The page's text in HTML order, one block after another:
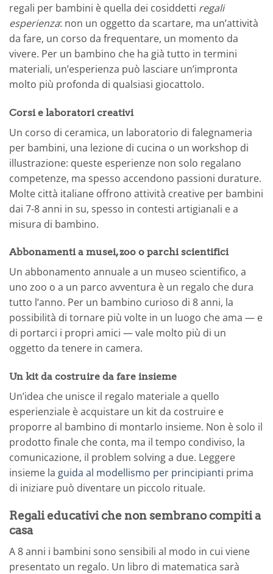
regali per bambini è quella dei cosiddetti regali
esperienza: non un oggetto da scartare, ma un’attività
da fare, un corso da frequentare, un momento da
vivere. Per un bambino che ha già tutto in termini
materiali, un’esperienza può lasciare un’impronta
molto più profonda di qualsiasi giocattolo.
Corsi e laboratori creativi
Un corso di ceramica, un laboratorio di falegnameria
per bambini, una lezione di cucina o un workshop di
illustrazione: queste esperienze non solo regalano
competenze, ma spesso accendono passioni durature.
Molte città italiane offrono attività creative per bambini
dai 7-8 anni in su, spesso in contesti artigianali e a
misura di bambino.
Abbonamenti a musei, zoo o parchi scientifici
Un abbonamento annuale a un museo scientifico, a
uno zoo o a un parco avventura è un regalo che dura
tutto l’anno. Per un bambino curioso di 8 anni, la
possibilità di tornare più volte in un luogo che ama — e
di portarci i propri amici — vale molto più di un
oggetto da tenere in camera.
Un kit da costruire da fare insieme
Un’idea che unisce il regalo materiale a quello
esperienziale è acquistare un kit da costruire e
proporre al bambino di montarlo insieme. Non è solo il
prodotto finale che conta, ma il tempo condiviso, la
comunicazione, il problem solving a due. Leggere
insieme la guida al modellismo per principianti prima
di iniziare può diventare un piccolo rituale.
Regali educativi che non sembrano compiti a
casa
A 8 anni i bambini sono sensibili al modo in cui viene
presentato un regalo. Un libro di matematica sarà